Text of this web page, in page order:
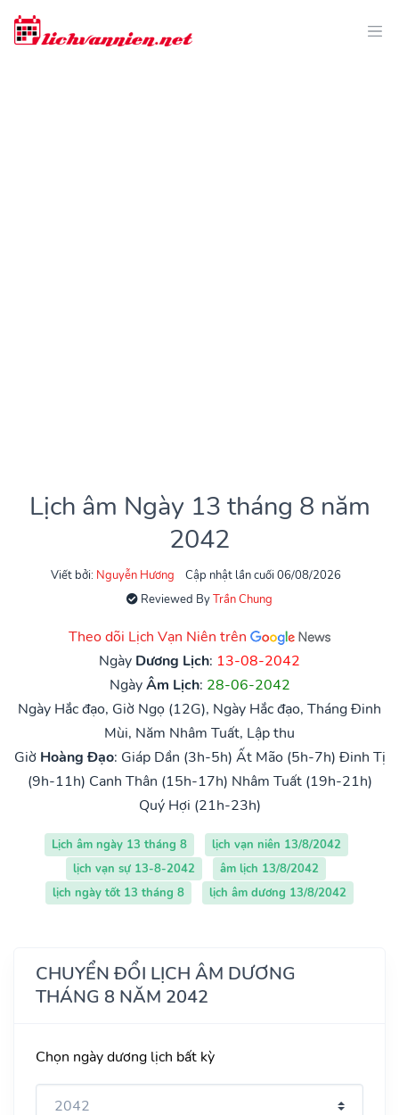
Lịch âm Ngày 13 tháng 8 năm
2042
Viết bởi: Nguyễn Hương
Cập nhật lần cuối 06/08/2026
Reviewed ByTrần Chung
Theo dõi Lịch Vạn Niên trên
Ngày Dương Lịch: 13-08-2042
NgàyÂm Lịch: 28-06-2042
Ngày Hắc đạo, Giờ Ngọ (12G), Ngày Hắc đạo, Tháng Đinh
Mùi, Năm Nhâm Tuất, Lập thu
Giờ Hoàng Đạo: Giáp Dần (3h-5h) Ất Mão (5h-7h) Đinh Tị
(9h-11h) Canh Thân (15h-17h) Nhâm Tuất (19h-21h)
Quý Hợi (21h-23h)
Lịch âm ngày 13 tháng 8
lịch vạn niên 13/8/2042
lịch vạn sự 13-8-2042
âm lịch 13/8/2042
lịch ngày tốt 13 tháng 8
lịch âm dương 13/8/2042
CHUYỂN ĐỔI LỊCH ÂM DƯƠNG
THÁNG 8 NĂM 2042
Chọn ngày dương lịch bất kỳ